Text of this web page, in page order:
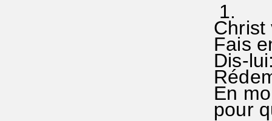
1.
Fais
Dis-
En
pour